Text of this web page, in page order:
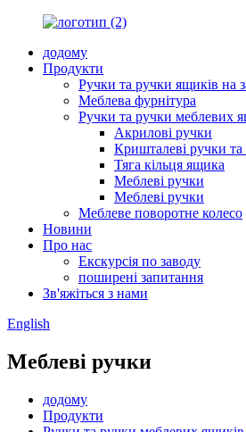
додому
Продукти
Ручки та ручки ящиків на
Меблева фурнітура
Ручки та ручки меблевих
Акрилові ручки
Кришталеві ручки та
Тяга кільця ящика
Меблеві ручки
Меблеві ручки
Меблеве поворотне колесо
Новини
Про нас
Екскурсія по заводу
поширені запитання
Зв'яжіться з нами
English
Меблеві ручки
додому
Продукти